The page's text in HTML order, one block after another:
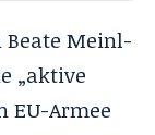
Meinl-
„aktive
EU-Armee